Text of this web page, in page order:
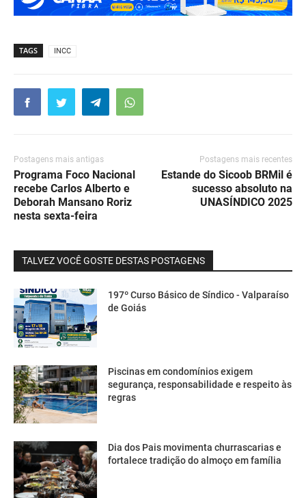
TAGS INCC
Postagens mais antigas
Programa Foco Nacional
recebe Carlos Alberto e
Deborah Mansano Roriz
nesta sexta-feira
Postagens mais recentes
Estande do Sicoob BRMil é
sucesso absoluto na
UNASÍNDICO 2025
TALVEZ VOCÊ GOSTE DESTAS POSTAGENS
197º Curso Básico de Síndico - Valparaíso
de Goiás
Piscinas em condomínios exigem
segurança, responsabilidade e respeito às
regras
Dia dos Pais movimenta churrascarias e
fortalece tradição do almoço em família